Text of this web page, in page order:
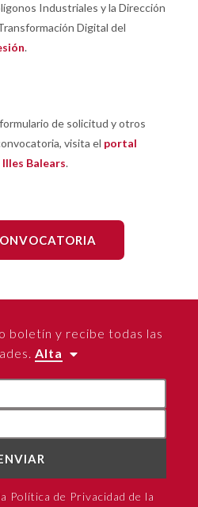
Industriales y la Dirección
Digital del
.
de solicitud y otros
visita el portal
Balears.
boletín y recibe todas las
Alta
Política de Privacidad de la